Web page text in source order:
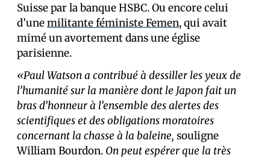
Suisse par la banque HSBC. Ou encore celui
d’unemilitante féministe Femen, qui avait
mimé un avortement dans une église
parisienne.
«Paul Watson a contribué à dessiller les yeux de
l’humanité sur la manière dont le Japon fait un
bras d’honneur à l’ensemble des alertes des
scientifiques et des obligations moratoires
concernant la chasse à la baleine, souligne
William Bourdon. On peut espérer que la très